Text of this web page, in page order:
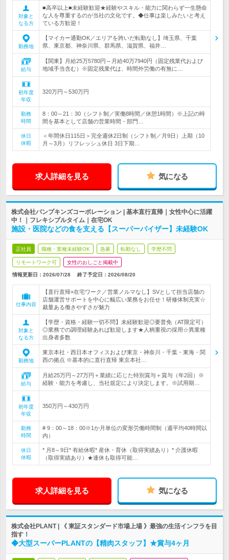
対象と
なる方
■高卒以上■未経験歓迎★経験やスキル・能力に関わらず一生懸命
な人を尊重するのが当社の文化です。◆仕事は楽しみたいと考え
ている方歓迎！
勤務地
【マイカー通勤OK／エリアを跨いだ転勤なし】埼玉県、千葉
県、東京都、神奈川県、群馬県、滋賀県、福井…
給与
【関東】月給25万5780円～月給40万7940円（固定残業代および
地域手当含む）※固定残業代は、時間外労働の有無に…
初年度
年収
320万円～530万円
勤務
時間
8：00～21：30（シフト制／実働8時間／休憩1時間）※上記の時
間を基本として店舗の営業時間・部門…
休日
休暇
＜年間休日115日＞完全週休2日制（シフト制／月9日）上期（10
月～3月）リフレッシュ休日 3日下期…
求人詳細を見る 気になる
株式会社パンプキンズコーポレーション | 基本直行直帰｜女性中心に活躍
中！｜フレキシブルタイム｜在宅OK
施設・医院などの食を支える【スーパーバイザー】未経験OK
正社員 職種・業種未経験OK 急募 転勤なし 学歴不問
リモートワーク可 女性のおしごと掲載中
情報更新日：2026/07/28 終了予定日： 2026/08/20
仕事内容
【直行直帰×在宅ワーク／営業ノルマなし】SVとして担当店舗の
店舗運営サポートを中心に幅広い業務をお任せ！研修体制充実☆
裁量ある働きやすさが魅力
対象と
なる方
【学歴・資格・経験一切不問】未経験歓迎◎要普免（AT限定可）
◎業務での調理経験あれば歓迎します★人柄重視の採用☆異業種
出身者多数
勤務地
東京本社・西日本オフィスおよび東京・神奈川・千葉・東海・関
西の拠点 ※基本的に直行直帰 東京本社…
給与
月給25万円～27万円＋業績に応じた特別賞与＋賞与（年2回）※
経験・能力を考慮し、当社規定により決定します。※試用期…
初年度
年収
350万円～430万円
勤務
時間
# 9：00～18：00※1か月単位の変形労働時間制（週平均40時間以
内）
休日
休暇
* 月8～9日* 有給休暇* 産休・育休（取得実績あり）* 介護休暇
（取得実績あり）★連休も取得可能…
求人詳細を見る 気になる
株式会社PLANT | 《 東証スタンダード市場上場 》最強の生活インフラを目
指す！
◆大型スーパーPLANTの【精肉スタッフ】★賞与4ヶ月